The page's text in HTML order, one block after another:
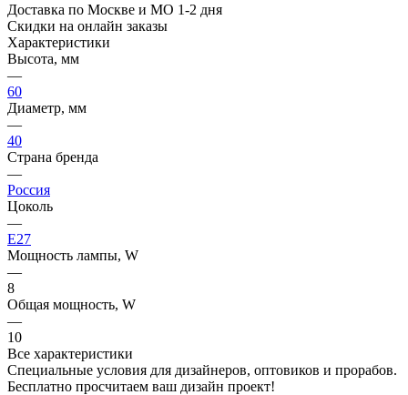
Доставка по Москве и МО 1-2 дня
Скидки на онлайн заказы
Характеристики
Высота, мм
—
60
Диаметр, мм
—
40
Страна бренда
—
Россия
Цоколь
—
E27
Мощность лампы, W
—
8
Общая мощность, W
—
10
Все характеристики
Специальные условия для дизайнеров, оптовиков и прорабов.
Бесплатно просчитаем ваш дизайн проект!